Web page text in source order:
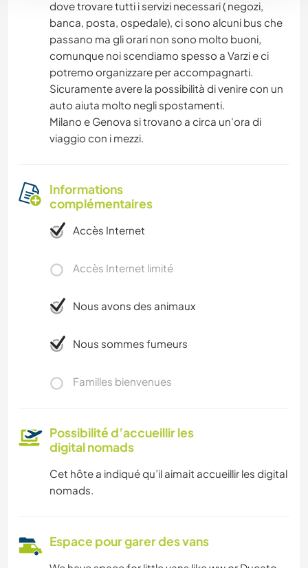
dove trovare tutti i servizi necessari ( negozi,
banca, posta, ospedale), ci sono alcuni bus che
passano ma gli orari non sono molto buoni,
comunque noi scendiamo spesso a Varzi e ci
potremo organizzare per accompagnarti.
Sicuramente avere la possibilità di venire con un
auto aiuta molto negli spostamenti.
Milano e Genova si trovano a circa un'ora di
viaggio con i mezzi.
Informations
complémentaires
Accès Internet
Accès Internet limité
Nous avons des animaux
Nous sommes fumeurs
Familles bienvenues
Possibilité d’accueillir les
digital nomads
Cet hôte a indiqué qu’il aimait accueillir les digital
nomads.
Espace pour garer des vans